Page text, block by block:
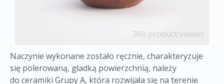
360 product viewer
Naczynie wykonane zostało ręcznie, charakteryzuje
się polerowaną, gładką powierzchnią, należy
do ceramiki Grupy A, która rozwijała się na terenie